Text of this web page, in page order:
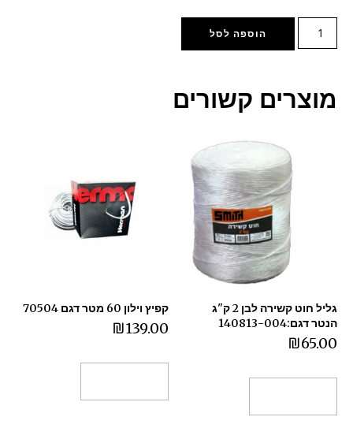
הוספה לסל
מוצרים קשורים
גליל חוט קשירה לבן 2 ק"ג
הנטר דגם:140813-004
₪65.00
קפיץ וילון 60 מטר דגם 70504
₪139.00